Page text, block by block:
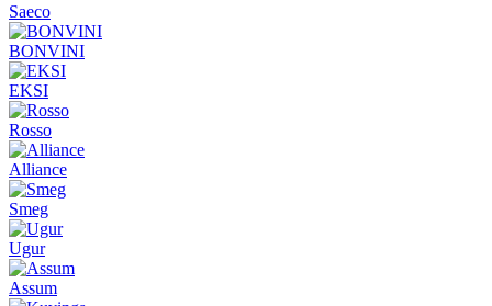
Saeco
BONVINI
EKSI
Rosso
Alliance
Smeg
Ugur
Assum